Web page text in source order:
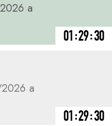
a
01:29:30
a
01:29:30